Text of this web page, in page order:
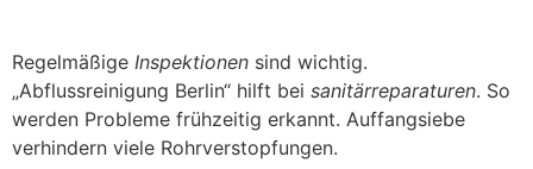
Regelmäßige Inspektionen sind wichtig.
„Abflussreinigung Berlin“ hilft bei sanitärreparaturen. So
werden Probleme frühzeitig erkannt. Auffangsiebe
verhindern viele Rohrverstopfungen.